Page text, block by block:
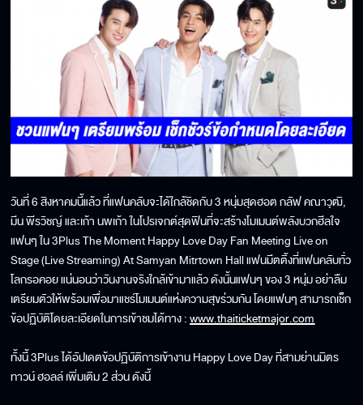
วันที่ 6 สิงหาคมนี้แล้ว ที่แฟนคลับจะได้ใกล้ชิดกับ 3 หนุ่มสุดฮอต กลัฟ คณาวุฒิ,
มีน พีรวิชญ์ และเก้า นพเก้า ในโปรเจกต์สุดฟินที่จะสร้างโมเมนต์พลังบวกฮีลใจ
แฟนๆ ใน 3Plus The Moment Happy Love Day Fan Meeting Live on
Stage (Live Streaming) At Samyan Mitrtown Hall แฟนมีตติ้งที่แฟนคลับทั่ว
โลกรอคอย แน่นอนว่าวันงานจริงใกล้เข้ามาแล้ว ดังนั้นแฟนๆ ของ 3 หนุ่ม อย่าลืม
เตรียมตัวให้พร้อมเพื่อมาแชร์โมเมนต์แห่งความสุขร่วมกัน โดยแฟนๆ สามารถเช็ก
ข้อปฏิบัติโดยละเอียดในการเข้าชมได้ทาง :www.thaiticketmajor.com
ทั้งนี้ 3Plus ได้อัปเดตข้อปฏิบัติการเข้างาน Happy Love Day ที่สามย่านมิตร
ทาวน์ ฮอลล์ เพิ่มเติม 2 ส่วน ดังนี้